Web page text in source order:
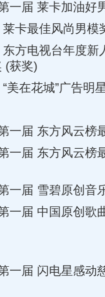
届 莱卡加油好
卡最佳风尚男模
电视台年度新
(获奖)
在花城”广告明
届 东方风云榜
届 东方风云榜
届 雪碧原创音
届 中国原创歌
届 闪电星感动